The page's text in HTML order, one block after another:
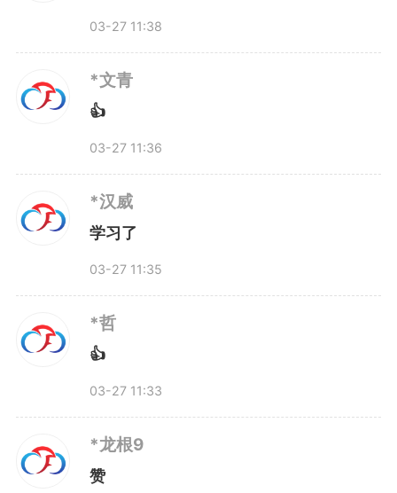
“目前公司业务稳定，也不在
乎那三天时间成本。”公司负责人
说了一句特别有温度的话：“孩子
们需要春天，大人也一样！”
这大概是春假政策落地后，安
徽第一个“吃螃蟹”的企业。而它的
意义在于：当政策有了，企业的自
觉响应，才是春假落地的“最后一
公里”。
03-27 11:38
*文青
👍
03-27 11:36
*汉威
学习了
03-27 11:35
*哲
👍
03-27 11:33
*龙根9
赞